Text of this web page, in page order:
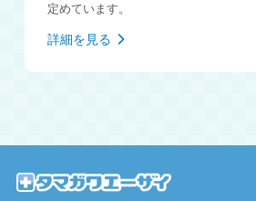
定めています。
詳細を見る